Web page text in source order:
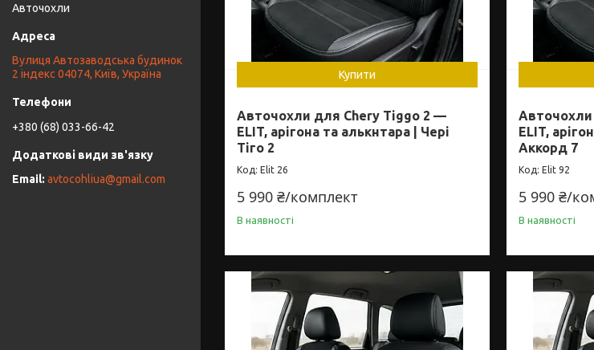
Купити
Авточохли для Chery Tiggo 2 —
ELIT, арігона та алькнтара | Чері
Тіго 2
Elit 26
5 990 ₴/комплект
В наявності
ELIT,
Аккорд 7
Elit 92
5 990 ₴/
В наявності
Авточохли
Вулиця Автозаводська будинок
2 індекс 04074, Київ, Україна
+380 (68) 033-66-42
avtocohliua@gmail.com